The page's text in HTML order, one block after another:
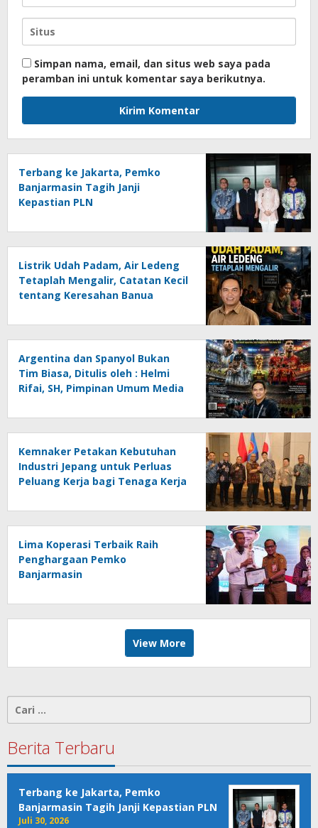
Simpan nama, email, dan situs web saya pada
peramban ini untuk komentar saya berikutnya.
Terbang ke Jakarta, Pemko
Banjarmasin Tagih Janji
Kepastian PLN
Listrik Udah Padam, Air Ledeng
Tetaplah Mengalir, Catatan Kecil
tentang Keresahan Banua
Ancaman Lingkungan, Oleh :
Helmi Rifai, SH
Argentina dan Spanyol Bukan
Tim Biasa, Ditulis oleh : Helmi
Rifai, SH, Pimpinan Umum Media
Kemnaker Petakan Kebutuhan
Industri Jepang untuk Perluas
Peluang Kerja bagi Tenaga Kerja
Lima Koperasi Terbaik Raih
Penghargaan Pemko
Banjarmasin
View More
Cari
Berita Terbaru
Terbang ke Jakarta, Pemko
Banjarmasin Tagih Janji Kepastian PLN
Juli 30, 2026